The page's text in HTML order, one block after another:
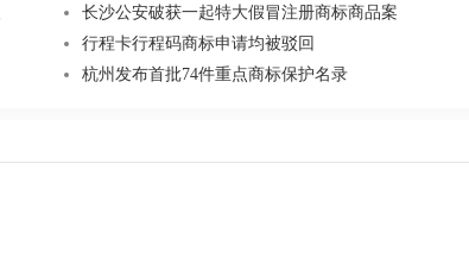
长沙公安破获一起特大假冒注册商标商品案
行程卡行程码商标申请均被驳回
杭州发布首批74件重点商标保护名录